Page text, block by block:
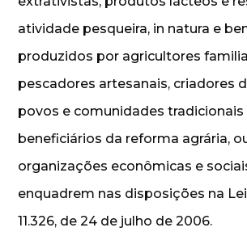
atividade pesqueira, in natura e
produzidos por agricultores
pescadores artesanais, criadores
povos e comunidades tradicionais
beneficiários da reforma agrária,
organizações econômicas e
enquadrem nas disposições na Lei
11.326, de 24 de julho de 2006.